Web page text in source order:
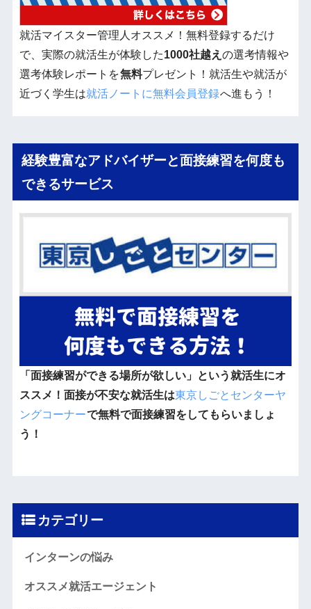
就活マイスター管理人オススメ！無料登録するだけ
で、実際の就活生が体験した1000社越え の選考情報や
選考体験レポートを無料プレゼント！就活生や就活が
近づく学生は就活ノートに無料会員登録へ進もう！
経験豊富なアドバイザーと面接練習を何度も
できるサービス
「面接練習ができる場所が欲しい」という就活生にオ
ススメ！面接が不安な就活生は東京しごとセンターヤ
ングコーナーで無料で面接練習をしてもらいましょ
う！
カテゴリー
インターンの悩み
オススメ就活エージェント